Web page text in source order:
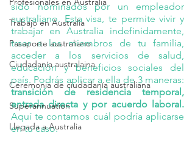
Trabajo en Australia
Pasaporte australiano
Ciudadanía australaina
Ceremonia de ciudadanía australiana
Superannuation
Llegada a Australia
sido nominados por un empleador
australiano. Esta visa, te permite vivir y
trabajar en Australia indefinidamente,
traer a los miembros de tu familia,
acceder a los servicios de salud,
educación y beneficios sociales del
país. Podrás aplicar a ella de 3 maneras:
transición de residencia temporal,
entrada directa y por acuerdo laboral.
Aquí te contamos cuál podría aplicarse
en tu caso.